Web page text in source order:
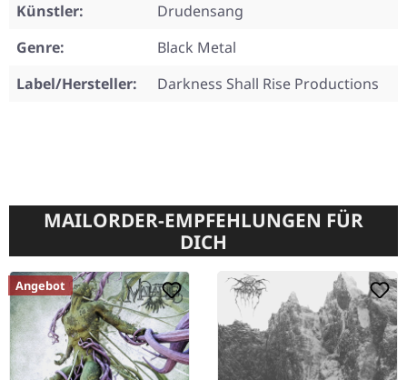
Künstler:
Drudensang
Genre:
Black Metal
Label/Hersteller:
Darkness Shall Rise Productions
MAILORDER-EMPFEHLUNGEN FÜR
DICH
Angebot